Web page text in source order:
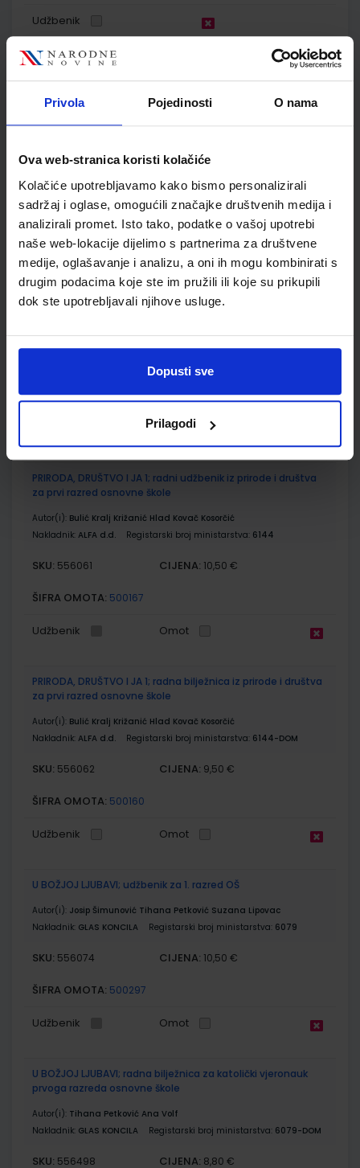
Privola Pojedinosti O nama
Ova web-stranica koristi kolačiće
Kolačiće upotrebljavamo kako bismo personalizirali
sadržaj i oglase, omogućili značajke društvenih medija i
analizirali promet. Isto tako, podatke o vašoj upotrebi
naše web-lokacije dijelimo s partnerima za društvene
medije, oglašavanje i analizu, a oni ih mogu kombinirati s
drugim podacima koje ste im pružili ili koje su prikupili
dok ste upotrebljavali njihove usluge.
Dopusti sve
Prilagodi
Udžbenik
MOJA DOMENA 1; udžbenik iz informatike za prvi razred
osnovne škole
Blaženka Rihter Karmen Toić Dlačić
Nakladnik:ALFA d.d.
SKU:567000 CIJENA:10,80 €
ŠIFRA OMOTA: 500160
Udžbenik Omot
MOJA DOMENA 1; radna bilježnica iz informatike za prvi
razred osnovne škole
ŠIFRA OMOTA:500160
Omot
PRIRODA, DRUŠTVO I JA 1; radni udžbenik iz prirode i društva
za prvi razred osnovne škole
Autor(i): Bulić Kralj Križanić Hlad Kovač Kosorčić
Nakladnik: ALFA d.d. Registarski broj ministarstva: 6144
SKU: 556061 CIJENA: 10,50 €
ŠIFRA OMOTA: 500167
Udžbenik Omot
PRIRODA, DRUŠTVO I JA 1; radna bilježnica iz prirode i društva
za prvi razred osnovne škole
Autor(i): Bulić Kralj Križanić Hlad Kovač Kosorčić
Nakladnik: ALFA d.d. Registarski broj ministarstva: 6144-DOM
SKU: 556062 CIJENA: 9,50 €
ŠIFRA OMOTA: 500160
Udžbenik Omot
U BOŽJOJ LJUBAVI; udžbenik za 1. razred OŠ
Autor(i): Josip Šimunović Tihana Petković Suzana Lipovac
Nakladnik: GLAS KONCILA Registarski broj ministarstva: 6079
SKU: 556074 CIJENA: 10,50 €
ŠIFRA OMOTA: 500297
Udžbenik Omot
U BOŽJOJ LJUBAVI; radna bilježnica za katolički vjeronauk
prvoga razreda osnovne škole
Autor(i): Tihana Petković Ana Volf
Nakladnik: GLAS KONCILA Registarski broj ministarstva: 6079-DOM
SKU: 556498 CIJENA: 8,80 €